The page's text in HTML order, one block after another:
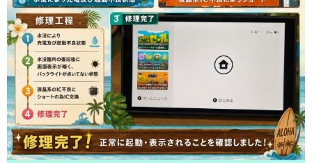
2026/05/06
鎌ヶ谷市よりお越しのお客様のiPhone12ProMaxの液晶交換をさせて頂きま
した！ありがとうございました！
2026/05/05
松戸市よりお越しのお客様のiPhone14Maxの充電不良修理をさせて頂きま
した！ありがとうございました！
2026/05/05
鎌ヶ谷市よりお越しのお客様のiPhone13Proの液晶交換をさせて頂きまし
た！ありがとうございました！
2026/05/05
松戸市よりお越しのお客様のiPhone14ProMaxのガラス交換をさせて頂きま
した！ありがとうございました！
2026/05/04
松戸市よりお越しのお客様のiPhone14の基板修理をさせて頂きました！あ